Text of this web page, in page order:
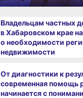
Владельцам частных
в Хабаровском крае
о необходимости
недвижимости
От диагностики к
современная помощь
начинается с